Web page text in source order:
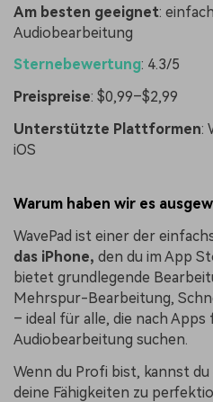
Am besten geeignet:
Audiobearbeitung
Sternebewertung: 4.3/5
Preispreise: $0,99–$2,99
Unterstützte Plattformen:
iOS
Warum haben wir es
WavePad ist einer der
das iPhone, den du im App
bietet grundlegende
Mehrspur-Bearbeitung,
– ideal für alle, die nach
Audiobearbeitung suchen.
Wenn du Profi bist, kannst
deine Fähigkeiten zu